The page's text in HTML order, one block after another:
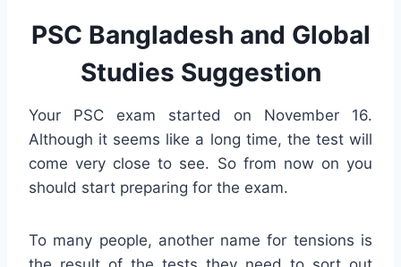
PSC Bangladesh and Global
Studies Suggestion
Your PSC exam started on November 16.
Although it seems like a long time, the test will
come very close to see. So from now on you
should start preparing for the exam.
To many people, another name for tensions is